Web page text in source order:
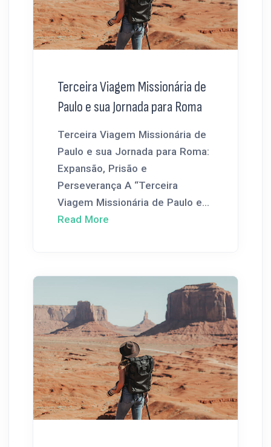
Terceira Viagem Missionária de
Paulo e sua Jornada para Roma
Terceira Viagem Missionária de
Paulo e sua Jornada para Roma:
Expansão, Prisão e
Perseverança A “Terceira
Viagem Missionária de Paulo e...
Read More